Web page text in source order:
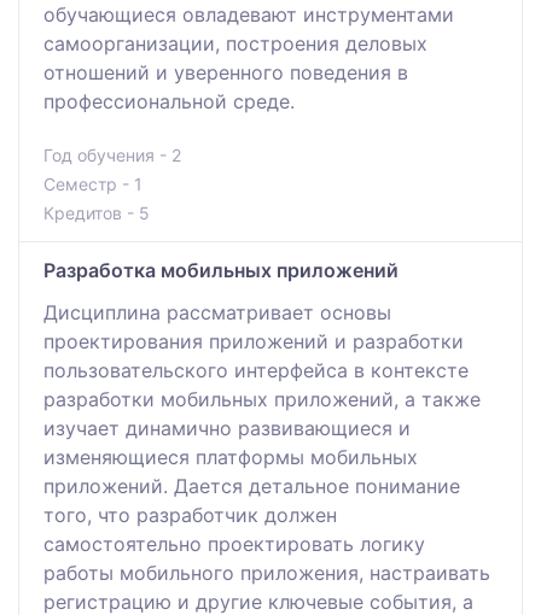
обучающиеся овладевают инструментами
самоорганизации, построения деловых
отношений и уверенного поведения в
профессиональной среде.
Год обучения - 2
Семестр - 1
Кредитов - 5
Разработка мобильных приложений
Дисциплина рассматривает основы
проектирования приложений и разработки
пользовательского интерфейса в контексте
разработки мобильных приложений, а также
изучает динамично развивающиеся и
изменяющиеся платформы мобильных
приложений. Дается детальное понимание
того, что разработчик должен
самостоятельно проектировать логику
работы мобильного приложения, настраивать
регистрацию и другие ключевые события, а